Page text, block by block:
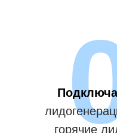
горячие